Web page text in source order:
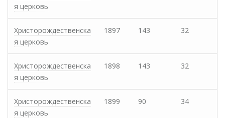
я церковь
Христорождественска
я церковь
1897 143 32
Христорождественска
я церковь
1898 143 32
Христорождественска
я церковь
1899 90 34